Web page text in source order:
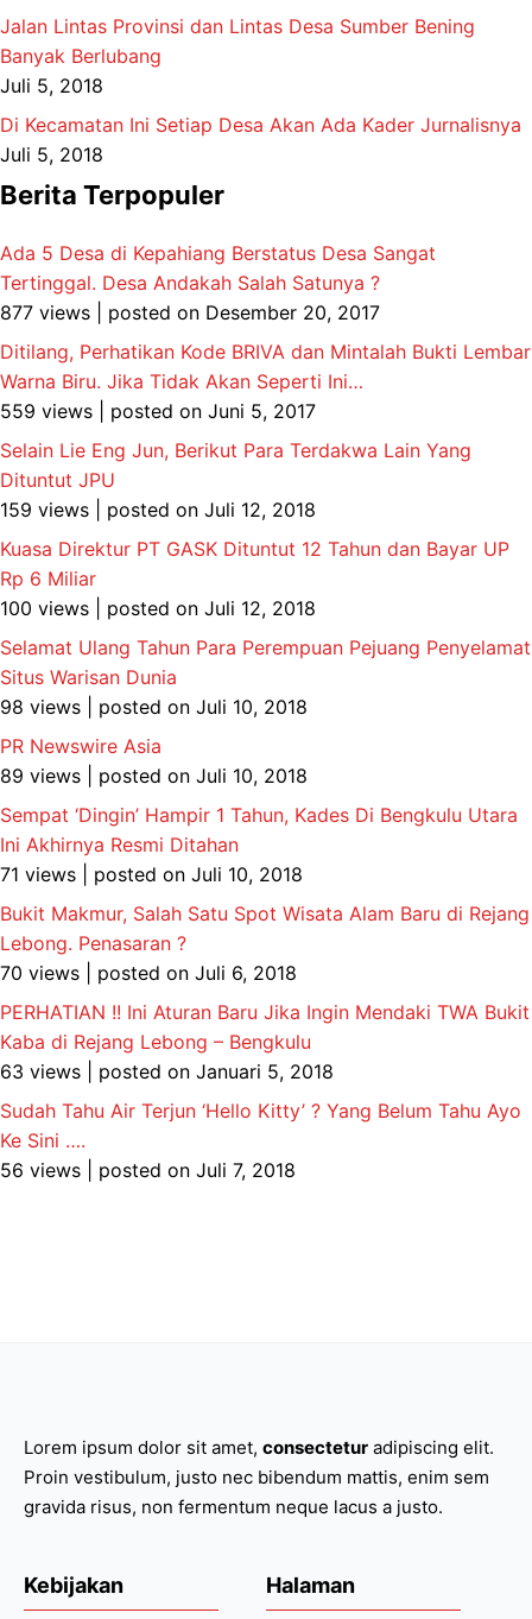
Jalan Lintas Provinsi dan Lintas Desa Sumber Bening
Banyak Berlubang
Juli 5, 2018
Di Kecamatan Ini Setiap Desa Akan Ada Kader Jurnalisnya
Juli 5, 2018
Berita Terpopuler
Ada 5 Desa di Kepahiang Berstatus Desa Sangat
Tertinggal. Desa Andakah Salah Satunya ?
877 views
posted on Desember 20, 2017
Ditilang, Perhatikan Kode BRIVA dan Mintalah Bukti Lembar
Warna Biru. Jika Tidak Akan Seperti Ini…
559 views
posted on Juni 5, 2017
Selain Lie Eng Jun, Berikut Para Terdakwa Lain Yang
Dituntut JPU
159 views
posted on Juli 12, 2018
Kuasa Direktur PT GASK Dituntut 12 Tahun dan Bayar UP
Rp 6 Miliar
100 views
posted on Juli 12, 2018
Selamat Ulang Tahun Para Perempuan Pejuang Penyelamat
Situs Warisan Dunia
98 views
posted on Juli 10, 2018
PR Newswire Asia
89 views
posted on Juli 10, 2018
Sempat ‘Dingin’ Hampir 1 Tahun, Kades Di Bengkulu Utara
Ini Akhirnya Resmi Ditahan
71 views
posted on Juli 10, 2018
Bukit Makmur, Salah Satu Spot Wisata Alam Baru di Rejang
Lebong. Penasaran ?
70 views
posted on Juli 6, 2018
PERHATIAN !! Ini Aturan Baru Jika Ingin Mendaki TWA Bukit
Kaba di Rejang Lebong – Bengkulu
63 views
posted on Januari 5, 2018
Sudah Tahu Air Terjun ‘Hello Kitty’ ? Yang Belum Tahu Ayo
Ke Sini ….
56 views
posted on Juli 7, 2018
Lorem ipsum dolor sit amet, consectetur adipiscing elit.
Proin vestibulum, justo nec bibendum mattis, enim sem
gravida risus, non fermentum neque lacus a justo.
Kebijakan Halaman